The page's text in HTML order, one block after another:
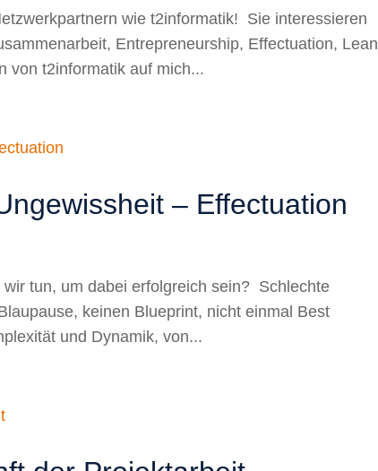
wie t2informatik! Sie interessieren
Entrepreneurship, Effectuation, Lean
von t2informatik auf mich...
– Effectuation
tun, um dabei erfolgreich sein? Schlechte
keinen Blueprint, nicht einmal Best
und Dynamik, von...